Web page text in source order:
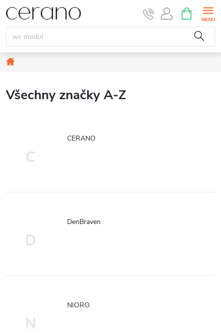
Přejít
na
obsah
NÁKUPNÍ
KOŠÍK
Všechny značky A-Z
C
CERANO
D
DenBraven
N
NIORO